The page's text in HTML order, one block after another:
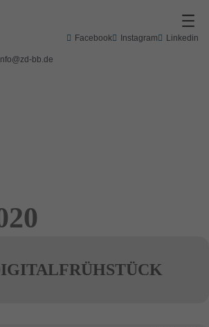
Facebook Instagram Linkedin
bb.de